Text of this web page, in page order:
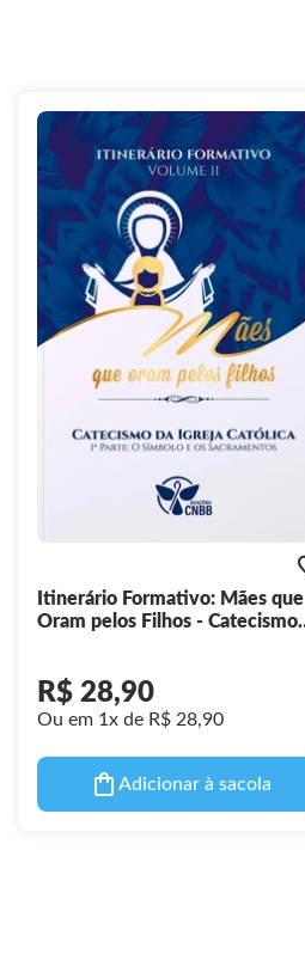
Itinerário Formativo: Mães que
Oram pelos Filhos - Catecismo
R$ 28,90
Ou em 1x de R$ 28,90
Adicionar à sacola